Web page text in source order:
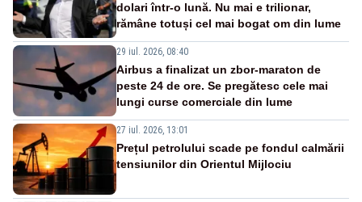
dolari într-o lună. Nu mai e trilionar,
rămâne totuși cel mai bogat om din lume
29 iul. 2026, 08:40
Airbus a finalizat un zbor-maraton de
peste 24 de ore. Se pregătesc cele mai
lungi curse comerciale din lume
27 iul. 2026, 13:01
Prețul petrolului scade pe fondul calmării
tensiunilor din Orientul Mijlociu